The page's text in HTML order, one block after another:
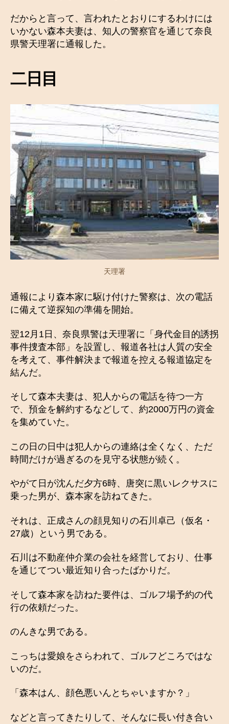
だからと言って、言われたとおりにするわけには
いかない森本夫妻は、知人の警察官を通じて奈良
県警天理署に通報した。
二日目
天理署
通報により森本家に駆け付けた警察は、次の電話
に備えて逆探知の準備を開始。
翌12月1日、奈良県警は天理署に「身代金目的誘拐
事件捜査本部」を設置し、報道各社は人質の安全
を考えて、事件解決まで報道を控える報道協定を
結んだ。
そして森本夫妻は、犯人からの電話を待つ一方
で、預金を解約するなどして、約2000万円の資金
を集めていた。
この日の日中は犯人からの連絡は全くなく、ただ
時間だけが過ぎるのを見守る状態が続く。
やがて日が沈んだ夕方6時、唐突に黒いレクサスに
乗った男が、森本家を訪ねてきた。
それは、正成さんの顔見知りの石川卓己（仮名・
27歳）という男である。
石川は不動産仲介業の会社を経営しており、仕事
を通じてつい最近知り合ったばかりだ。
そして森本家を訪ねた要件は、ゴルフ場予約の代
行の依頼だった。
のんきな男である。
こっちは愛娘をさらわれて、ゴルフどころではな
いのだ。
「森本はん、顔色悪いんとちゃいますか？」
などと言ってきたりして、そんなに長い付き合い